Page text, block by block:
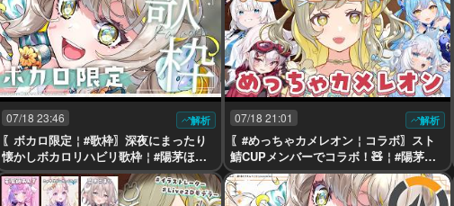
07/18 23:46 解析
〖ボカロ限定￤#歌枠〗深夜にまったり
懐かしボカロリハビリ歌枠￤#陽茅ほか
ほか￤#UniVIRTUAL #Vtuber
07/18 21:01 解析
〖#めっちゃカメレオン￤コラボ〗スト
鯖CUPメンバーでコラボ！🧸￤#陽茅ほ
かほか￤#UniVIRTUAL #Vtuber